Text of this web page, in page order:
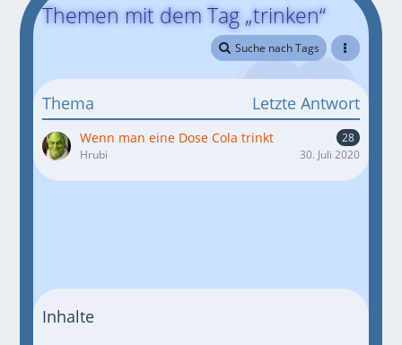
Themen mit dem Tag „trinken“
Suche nach Tags
Thema Letzte Antwort
Wenn man eine Dose Cola trinkt
28
Hrubi
30. Juli 2020
Inhalte